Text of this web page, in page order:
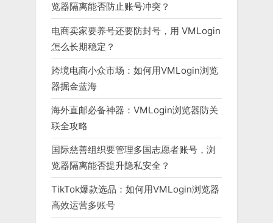
览器隔离能否防止账号冲突？
电商卖家要养号还要防封号，用 VMLogin
怎么长期稳定？
跨境电商小众市场：如何用VMLogin浏览
器掘金蓝海
海外直邮必备神器：VMLogin浏览器防关
联全攻略
国际慈善组织要管理多国志愿者账号，浏
览器隔离能否提升隐私安全？
TikTok爆款选品：如何用VMLogin浏览器
高效运营多账号